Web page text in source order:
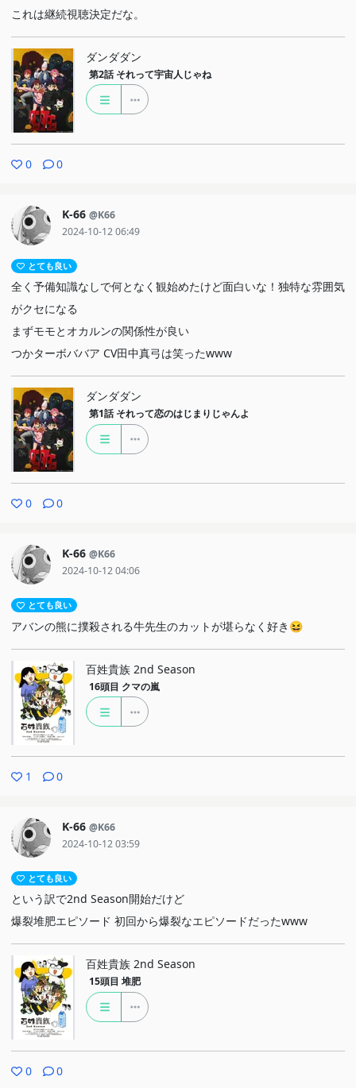
これは継続視聴決定だな。
ダンダダン
第2話 それって宇宙人じゃね
0 0
K-66 @K66
2024-10-12 06:49
とても良い
全く予備知識なしで何となく観始めたけど面白いな！独特な雰囲気
がクセになる
まずモモとオカルンの関係性が良い
つかターボババア CV田中真弓は笑ったwww
ダンダダン
第1話 それって恋のはじまりじゃんよ
0 0
K-66 @K66
2024-10-12 04:06
とても良い
アバンの熊に撲殺される牛先生のカットが堪らなく好き😆
百姓貴族 2nd Season
16頭目 クマの嵐
1 0
K-66 @K66
2024-10-12 03:59
とても良い
という訳で2nd Season開始だけど
爆裂堆肥エピソード 初回から爆裂なエピソードだったwww
百姓貴族 2nd Season
15頭目 堆肥
0 0